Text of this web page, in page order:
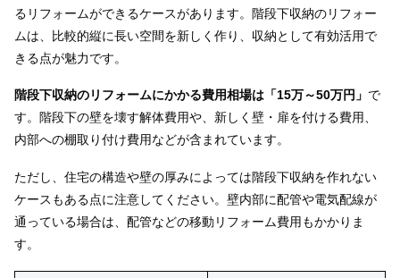
るリフォームができるケースがあります。階段下収納のリフォー
ムは、比較的縦に長い空間を新しく作り、収納として有効活用で
きる点が魅力です。
階段下収納のリフォームにかかる費用相場は「15万～50万円」 で
す。階段下の壁を壊す解体費用や、新しく壁・扉を付ける費用、
内部への棚取り付け費用などが含まれています。
ただし、住宅の構造や壁の厚みによっては階段下収納を作れない
ケースもある点に注意してください。壁内部に配管や電気配線が
通っている場合は、配管などの移動リフォーム費用もかかりま
す。